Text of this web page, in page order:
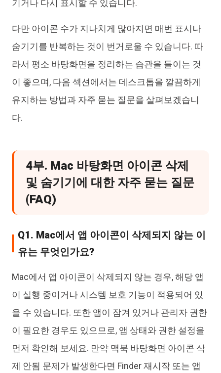
기거나 다시 표시할 수 있습니다.
다만 아이콘 수가 지나치게 많아지면 매번 표시나
숨기기를 반복하는 것이 번거로울 수 있습니다. 따
라서 평소 바탕화면을 정리하는 습관을 들이는 것
이 좋으며, 다음 섹션에서는 데스크톱을 깔끔하게
유지하는 방법과 자주 묻는 질문을 살펴보겠습니
다.
4부. Mac 바탕화면 아이콘 삭제
및 숨기기에 대한 자주 묻는 질문
(FAQ)
Q1. Mac에서 앱 아이콘이 삭제되지 않는 이
유는 무엇인가요?
Mac에서 앱 아이콘이 삭제되지 않는 경우, 해당 앱
이 실행 중이거나 시스템 보호 기능이 적용되어 있
을 수 있습니다. 또한 앱이 잠겨 있거나 관리자 권한
이 필요한 경우도 있으므로, 앱 상태와 권한 설정을
먼저 확인해 보세요. 만약 맥북 바탕화면 아이콘 삭
제 안됨 문제가 발생한다면 Finder 재시작 또는 앱